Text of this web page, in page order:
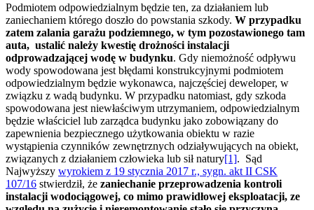
Podmiotem odpowiedzialnym będzie ten, za działaniem lub
zaniechaniem którego doszło do powstania szkody. W przypadku
zatem zalania garażu podziemnego, w tym pozostawionego tam
auta, ustalić należy kwestię drożności instalacji
odprowadzającej wodę w budynku. Gdy niemożność odpływu
wody spowodowana jest błędami konstrukcyjnymi podmiotem
odpowiedzialnym będzie wykonawca, najczęściej deweloper, w
związku z wadą budynku. W przypadku natomiast, gdy szkoda
spowodowana jest niewłaściwym utrzymaniem, odpowiedzialnym
będzie właściciel lub zarządca budynku jako zobowiązany do
zapewnienia bezpiecznego użytkowania obiektu w razie
wystąpienia czynników zewnętrznych odziaływujących na obiekt,
związanych z działaniem człowieka lub sił natury[1]. Sąd
Najwyższy wyrokiem z 19 stycznia 2017 r., sygn. akt II CSK
107/16 stwierdził, że zaniechanie przeprowadzenia kontroli
instalacji wodociągowej, co mimo prawidłowej eksploatacji, ze